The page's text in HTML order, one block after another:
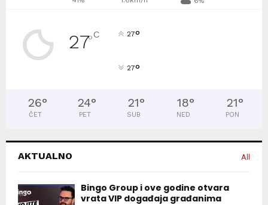
27°C 27°
27°
26°
ČET
24°
PET
21°
SUB
18°
NED
21°
PON
AKTUALNO All
Bingo Group i ove godine otvara
vrata VIP događaja građanima